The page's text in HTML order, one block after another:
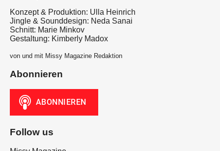
Konzept & Produktion: Ulla Heinrich
Jingle & Sounddesign: Neda Sanai
Schnitt: Marie Minkov
Gestaltung: Kimberly Madox
von und mit Missy Magazine Redaktion
Abonnieren
Follow us